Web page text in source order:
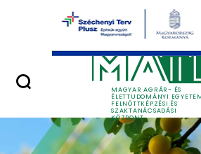
Ugrás a fő tartalomhoz
MAGYAR AGRÁR- ÉS
ÉLETTUDOMÁNYI
FELNŐTTKÉPZÉSI ÉS
SZAKTANÁCSADÁSI
KÖZPONT
Nyári (zöld)